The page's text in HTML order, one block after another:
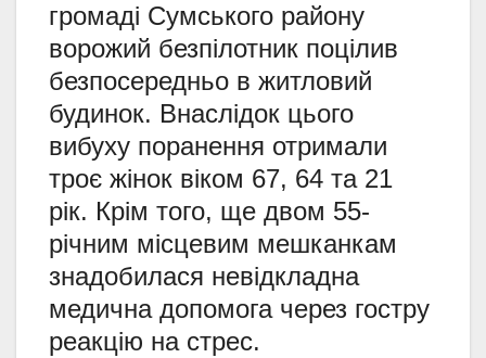
громаді Сумського району
ворожий безпілотник поцілив
безпосередньо в житловий
будинок. Внаслідок цього
вибуху поранення отримали
троє жінок віком 67, 64 та 21
рік. Крім того, ще двом 55-
річним місцевим мешканкам
знадобилася невідкладна
медична допомога через гостру
реакцію на стрес.